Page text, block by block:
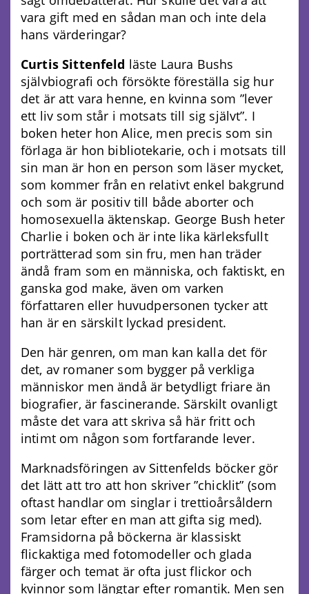
vara gift med en sådan man och inte dela
hans värderingar?
Curtis Sittenfeld läste Laura Bushs
självbiografi och försökte föreställa sig hur
det är att vara henne, en kvinna som ”lever
ett liv som står i motsats till sig självt”. I
boken heter hon Alice, men precis som sin
förlaga är hon bibliotekarie, och i motsats till
sin man är hon en person som läser mycket,
som kommer från en relativt enkel bakgrund
och som är positiv till både aborter och
homosexuella äktenskap. George Bush heter
Charlie i boken och är inte lika kärleksfullt
porträtterad som sin fru, men han träder
ändå fram som en människa, och faktiskt, en
ganska god make, även om varken
författaren eller huvudpersonen tycker att
han är en särskilt lyckad president.
Den här genren, om man kan kalla det för
det, av romaner som bygger på verkliga
människor men ändå är betydligt friare än
biografier, är fascinerande. Särskilt ovanligt
måste det vara att skriva så här fritt och
intimt om någon som fortfarande lever.
Marknadsföringen av Sittenfelds böcker gör
det lätt att tro att hon skriver ”chicklit” (som
oftast handlar om singlar i trettioårsåldern
som letar efter en man att gifta sig med).
Framsidorna på böckerna är klassiskt
flickaktiga med fotomodeller och glada
färger och temat är ofta just flickor och
kvinnor som längtar efter romantik. Men sen